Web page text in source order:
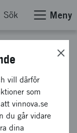
Sök Meny
and
vill därför
som
vinnova.se
du går vidare
dina